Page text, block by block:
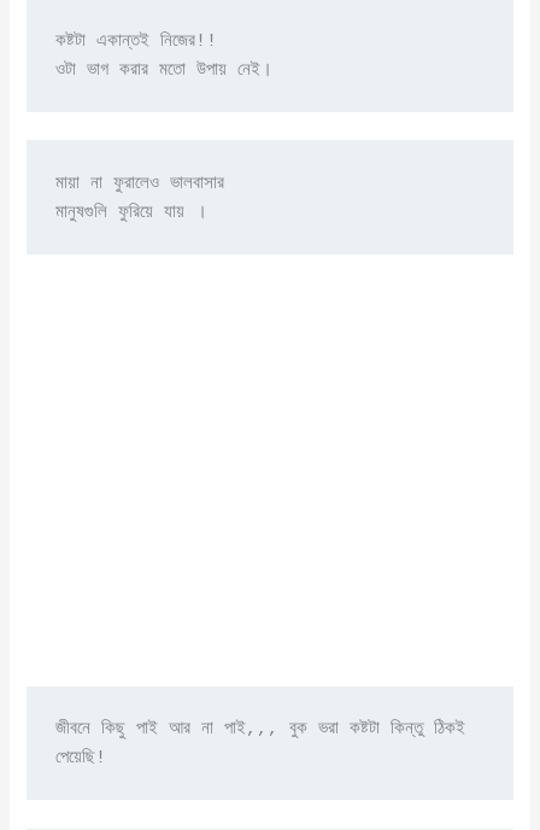
কষ্টটা একান্তই নিজের!!
ওটা ভাগ করার মতো উপায় নেই।
মায়া না ফুরালেও ভালবাসার
মানুষগুলি ফুরিয়ে যায় ।
জীবনে কিছু পাই আর না পাই,,, বুক ভরা কষ্টটা কিন্তু ঠিকই
পেয়েছি!